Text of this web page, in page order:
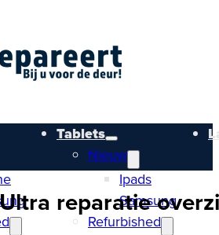
Tablets
Nieuw
Ipads
Samsung
Refurbished
reparatie